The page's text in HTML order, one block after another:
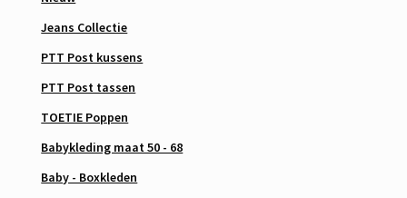
Jeans Collectie
PTT Post kussens
PTT Post tassen
TOETIE Poppen
Babykleding maat 50 - 68
Baby - Boxkleden